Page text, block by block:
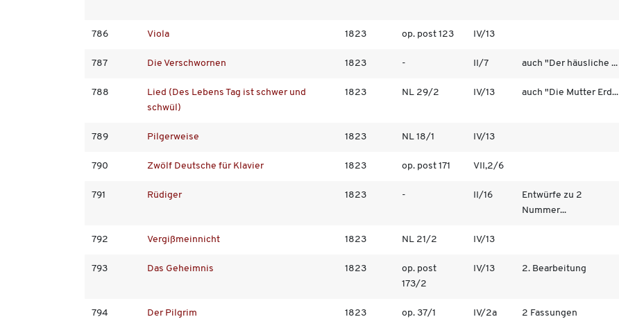
786 Viola 1823 op. post 123 IV/13
787 Die Verschwornen 1823 - II/7 auch "Der häusliche ...
788
Lied (Des Lebens Tag ist schwer und
schwül)
1823 NL 29/2 IV/13 auch "Die Mutter Erd...
789 Pilgerweise 1823 NL 18/1 IV/13
790 Zwölf Deutsche für Klavier 1823 op. post 171 VII,2/6
791 Rüdiger 1823 - II/16
Entwürfe zu 2
Nummer...
792 Vergißmeinnicht 1823 NL 21/2 IV/13
793 Das Geheimnis 1823
op. post
173/2
IV/13 2. Bearbeitung
794 Der Pilgrim 1823 op. 37/1 IV/2a 2 Fassungen